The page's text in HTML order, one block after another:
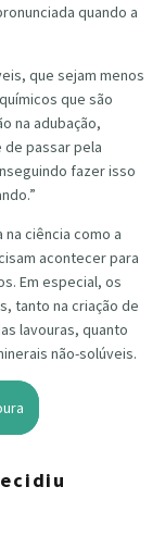
quando a
que sejam menos
que são
na adubação,
passar pela
fazer isso
ciência como a
acontecer para
Em especial, os
tanto na criação de
lavouras, quanto
não-solúveis.